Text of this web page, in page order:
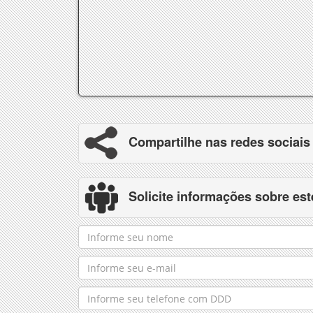
Compartilhe nas redes sociais
Solicite informações sobre